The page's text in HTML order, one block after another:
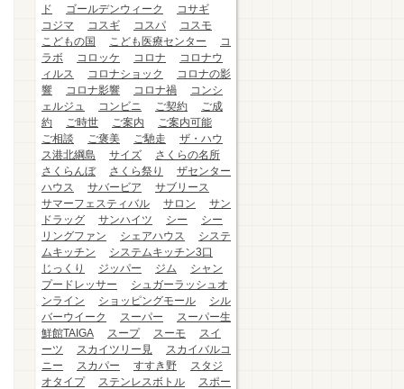
ド
ゴールデンウィーク
コサギ
コジマ
コスギ コスパ
コスモ
こどもの国
こども医療センター
コ
ラボ
コロッケ コロナ
コロナウ
ィルス
コロナショック
コロナの影
響
コロナ影響 コロナ禍
コンシ
ェルジュ
コンビニ ご契約
ご成
約
ご時世 ご案内
ご案内可能
ご相談
ご褒美 ご馳走
ザ・ハウ
ス港北綱島
サイズ
さくらの名所
さくらんぼ
さくら祭り
ザセンター
ハウス
サバービア
サブリース
サマーフェスティバル
サロン
サン
ドラッグ
サンハイツ シー
シー
リングファン
シェアハウス
システ
ムキッチン
システムキッチン3口
じっくり
ジッパー ジム
シャン
プードレッサー
シュガーラッシュオ
ンライン
ショッピングモール
シル
バーウイーク
スーパー
スーパー生
鮮館TAIGA
スープ スーモ
スイ
ーツ
スカイツリー見
スカイバルコ
ニー
スカパー すすき野
スタジ
オタイプ
ステンレスボトル
スポー